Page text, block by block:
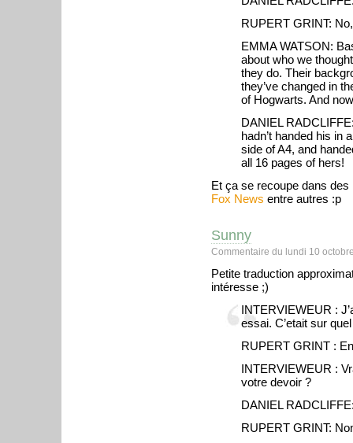
RUPERT GRINT: No,
EMMA WATSON:
about who we
they do. Their
they’ve changed in
of Hogwarts. And
DANIEL
hadn’t handed his in
side of A4, and
all 16 pages of hers!
Et ça se recoupe dans
Fox News entre autres :p
Sunny
Commentaire du lundi 10
Petite traduction
intéresse ;)
INTERVIEWEUR :
essai. C’etait sur
RUPERT GRINT :
INTERVIEWEUR :
votre devoir ?
DANIEL
RUPERT GRINT: